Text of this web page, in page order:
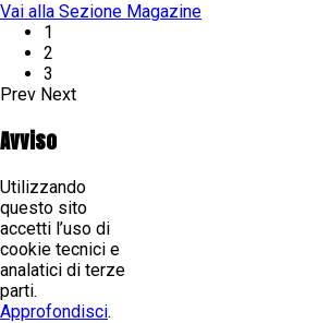
Vai alla Sezione Magazine
1
2
3
Prev Next
Avviso
Utilizzando
questo sito
accetti l’uso di
cookie tecnici e
analatici di terze
parti.
Approfondisci.